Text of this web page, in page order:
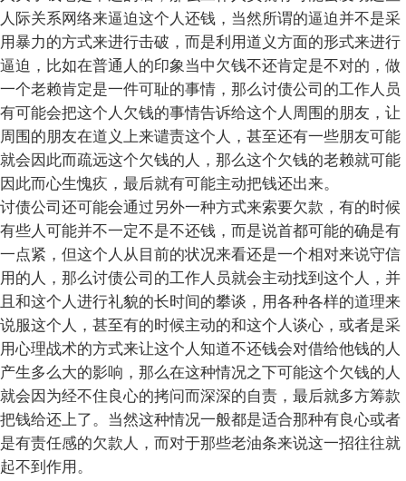
人际关系网络来逼迫这个人还钱，当然所谓的逼迫并不是采
用暴力的方式来进行击破，而是利用道义方面的形式来进行
逼迫，比如在普通人的印象当中欠钱不还肯定是不对的，做
一个老赖肯定是一件可耻的事情，那么讨债公司的工作人员
有可能会把这个人欠钱的事情告诉给这个人周围的朋友，让
周围的朋友在道义上来谴责这个人，甚至还有一些朋友可能
就会因此而疏远这个欠钱的人，那么这个欠钱的老赖就可能
因此而心生愧疚，最后就有可能主动把钱还出来。
讨债公司还可能会通过另外一种方式来索要欠款，有的时候
有些人可能并不一定不是不还钱，而是说首都可能的确是有
一点紧，但这个人从目前的状况来看还是一个相对来说守信
用的人，那么讨债公司的工作人员就会主动找到这个人，并
且和这个人进行礼貌的长时间的攀谈，用各种各样的道理来
说服这个人，甚至有的时候主动的和这个人谈心，或者是采
用心理战术的方式来让这个人知道不还钱会对借给他钱的人
产生多么大的影响，那么在这种情况之下可能这个欠钱的人
就会因为经不住良心的拷问而深深的自责，最后就多方筹款
把钱给还上了。当然这种情况一般都是适合那种有良心或者
是有责任感的欠款人，而对于那些老油条来说这一招往往就
起不到作用。